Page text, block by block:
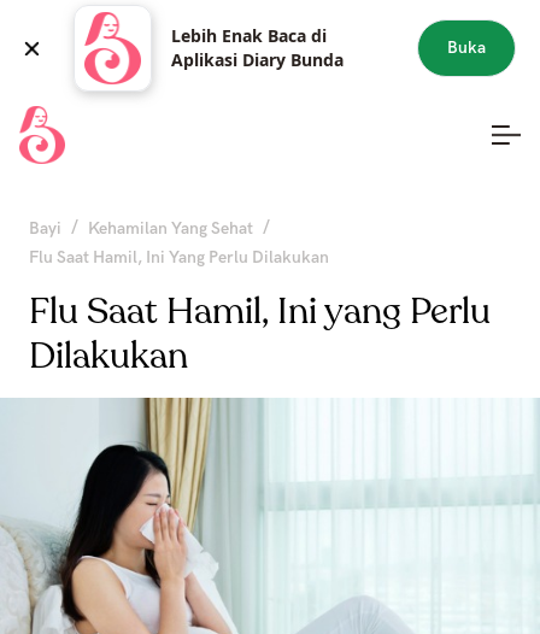
Lebih Enak Baca di
Aplikasi Diary Bunda
Buka
Bayi / Kehamilan Yang Sehat /
Flu Saat Hamil, Ini Yang Perlu Dilakukan
Flu Saat Hamil, Ini yang Perlu
Dilakukan